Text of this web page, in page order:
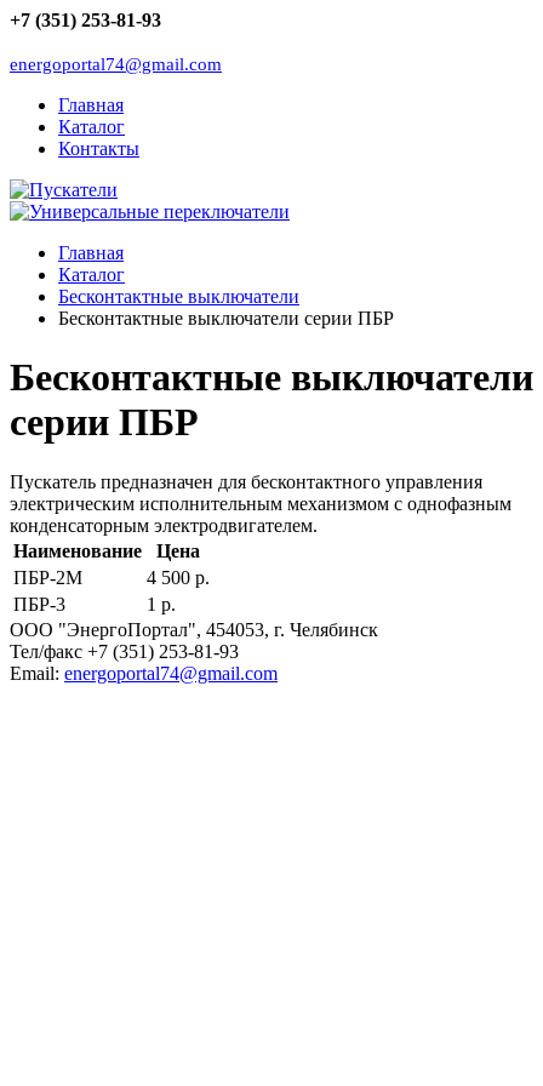
+7 (351) 253-81-93
energoportal74@gmail.com
Главная
Каталог
Контакты
Главная
Каталог
Бесконтактные выключатели
Бесконтактные выключатели серии ПБР
Бесконтактные выключатели
серии ПБР
Пускатель предназначен для бесконтактного управления
электрическим исполнительным механизмом с однофазным
конденсаторным электродвигателем.
Наименование
Цена
ПБР-2М
4 500 р.
ПБР-3
1 р.
ООО "ЭнергоПортал", 454053, г. Челябинск
Тел/факс +7 (351) 253-81-93
Email: energoportal74@gmail.com